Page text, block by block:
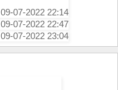
09-07-2022 22:14
09-07-2022 22:47
09-07-2022 23:04